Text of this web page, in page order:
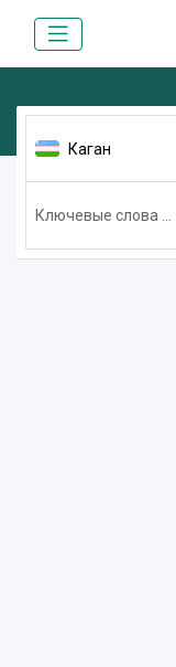
Каган